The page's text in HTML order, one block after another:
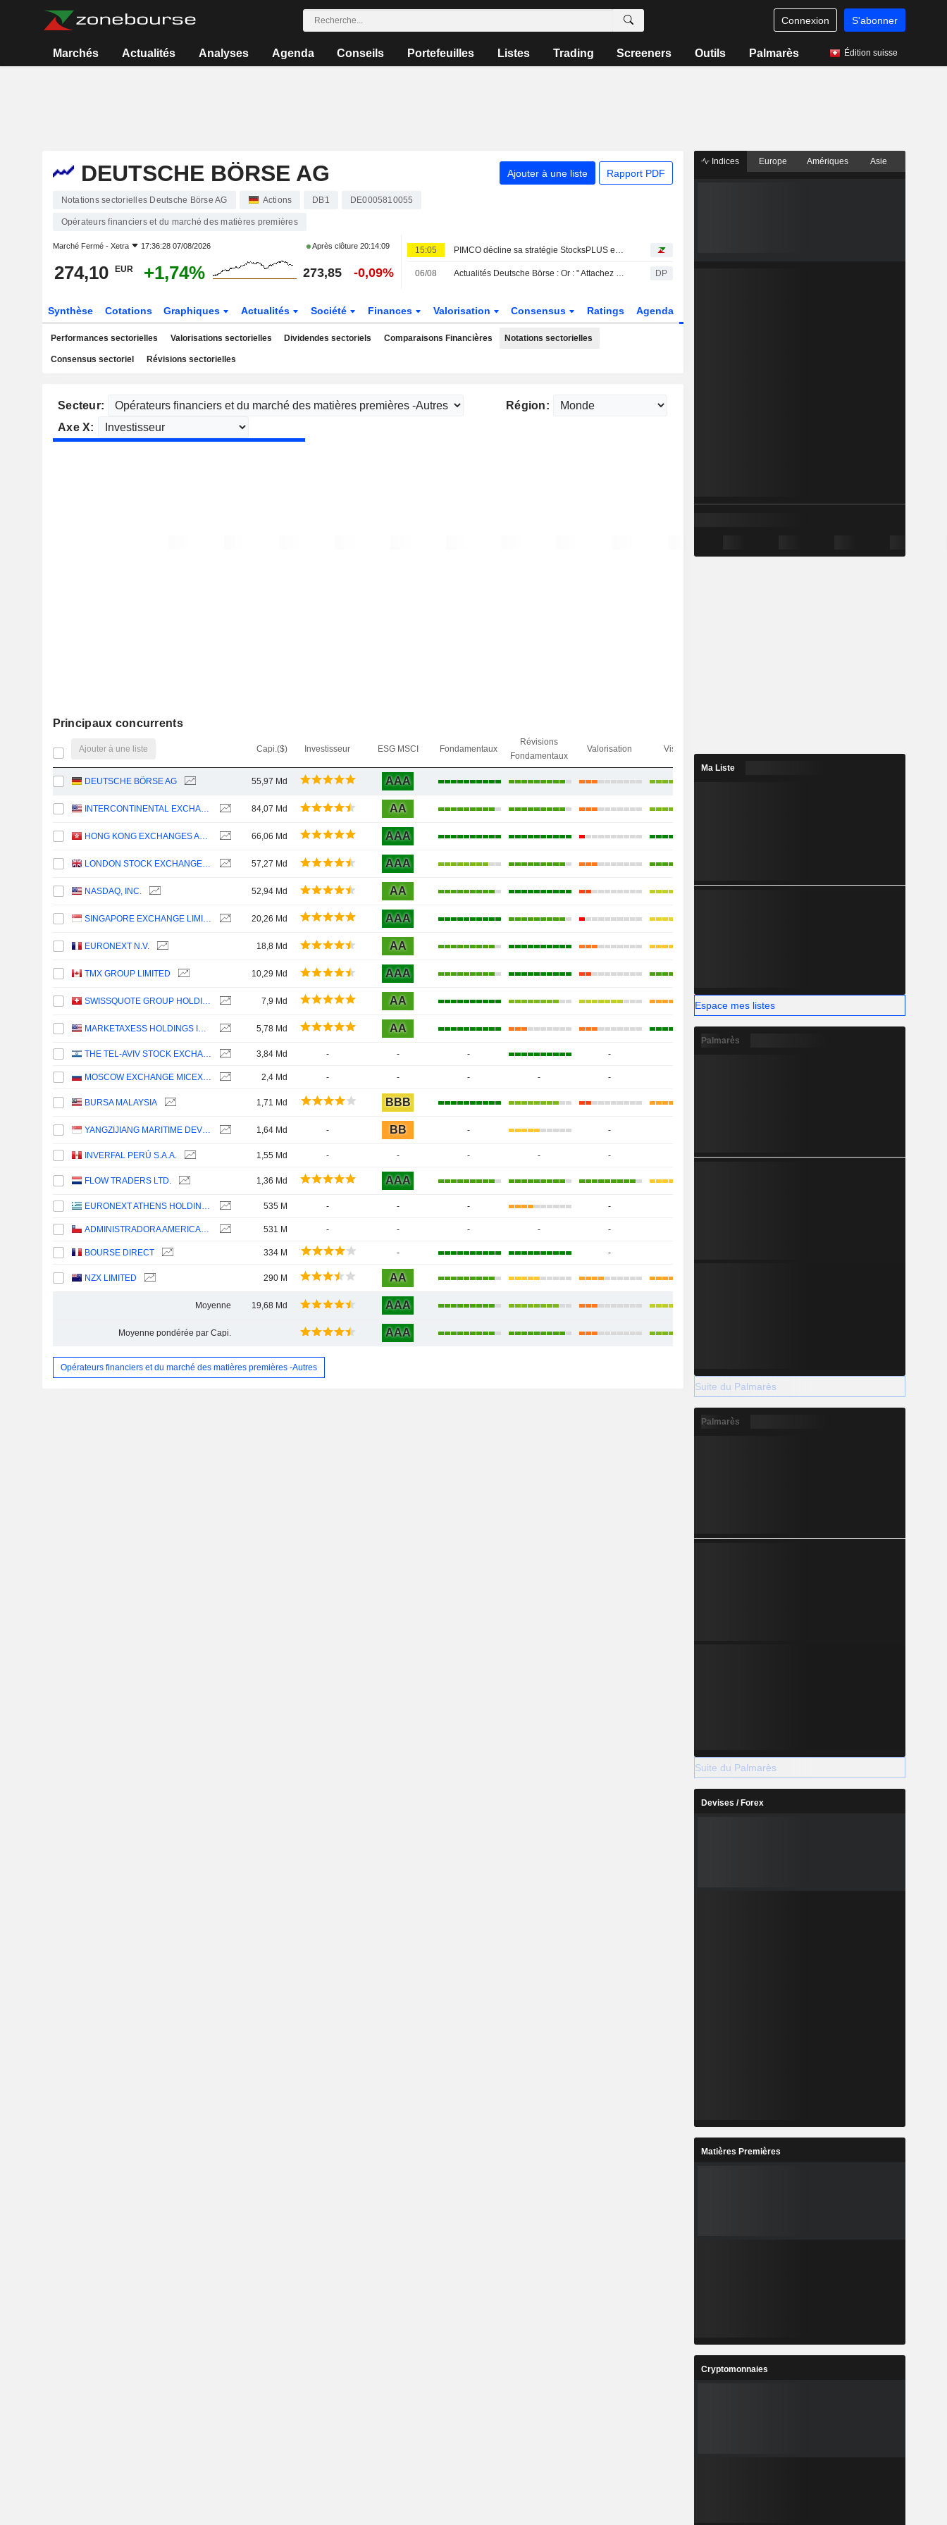
Connexion S'abonner
Marchés Actualités Analyses Agenda Conseils Portefeuilles Listes Trading Screeners Outils Palmarès Édition suisse
DEUTSCHE BÖRSE AG Ajouter à une liste Rapport PDF
Notations sectorielles Deutsche Börse AG Actions DB1 DE0005810055
Opérateurs financiers et du marché des matières premières
Marché Fermé - Xetra 17:36:28 07/08/2026 Après clôture20:14:09
274,10 EUR +1,74% 273,85 -0,09%
15:05 PIMCO décline sa stratégie StocksPLUS en format ETF UCITS
06/08 Actualités Deutsche Börse : Or : " Attachez vos ceintures » DP
Synthèse Cotations Graphiques Actualités Société Finances Valorisation Consensus Ratings Agenda
Performances sectorielles Valorisations sectorielles Dividendes sectoriels Comparaisons Financières Notations sectorielles
Consensus sectoriel Révisions sectorielles
Secteur:
Région:
Axe X:
Principaux concurrents
Ajouter à une liste Capi.($) Investisseur ESG MSCI Fondamentaux
Révisions
Fondamentaux
Valorisation Visibilité
DEUTSCHE BÖRSE AG 55,97 Md AAA
INTERCONTINENTAL EXCHANGE, INC. 84,07 Md AA
HONG KONG EXCHANGES AND CLEARING LIMITED 66,06 Md AAA
LONDON STOCK EXCHANGE GROUP PLC 57,27 Md AAA
NASDAQ, INC. 52,94 Md AA
SINGAPORE EXCHANGE LIMITED 20,26 Md AAA
EURONEXT N.V. 18,8 Md AA
TMX GROUP LIMITED 10,29 Md AAA
SWISSQUOTE GROUP HOLDING SA 7,9 Md AA
MARKETAXESS HOLDINGS INC. 5,78 Md AA
THE TEL-AVIV STOCK EXCHANGE LTD. 3,84 Md - - - -
MOSCOW EXCHANGE MICEX-RTS 2,4 Md - - - - -
BURSA MALAYSIA 1,71 Md BBB
YANGZIJIANG MARITIME DEVELOPMENT LTD. 1,64 Md - BB - -
INVERFAL PERÚ S.A.A. 1,55 Md - - - - - -
FLOW TRADERS LTD. 1,36 Md AAA
EURONEXT ATHENS HOLDING S.A. 535 M - - - -
ADMINISTRADORA AMERICANA DE INVERSIONES S.A. 531 M - - - - -
BOURSE DIRECT 334 M - -
NZX LIMITED 290 M AA
Moyenne 19,68 Md AAA
Moyenne pondérée par Capi. AAA
Opérateurs financiers et du marché des matières premières -Autres
Indices Europe Amériques Asie
Ma Liste
Espace mes listes
Palmarès
Suite du Palmarès
Palmarès
Suite du Palmarès
Devises / Forex
Matières Premières
Cryptomonnaies